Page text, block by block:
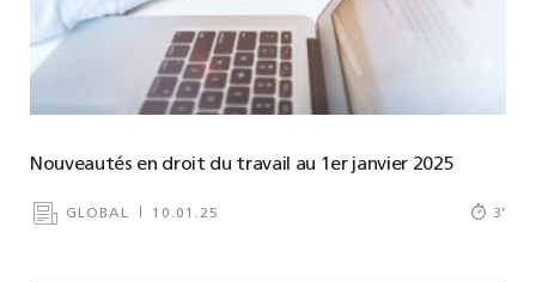
Nouveautés en droit du travail au 1er janvier 2025
GLOBAL 10.01.25 3’